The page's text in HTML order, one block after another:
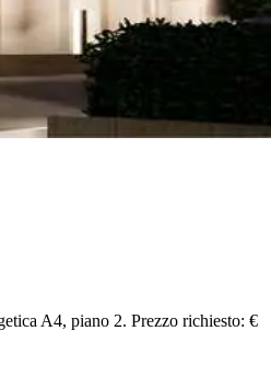
A4, piano 2. Prezzo richiesto: €